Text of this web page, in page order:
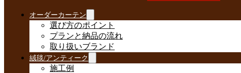
オーダーカーテン
選び方のポイント
プランと納品の流れ
取り扱いブランド
絨毯/アンティーク
施工例